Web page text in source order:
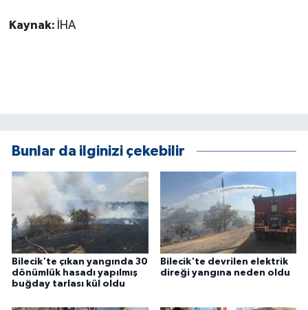
Kaynak: İHA
Bunlar da ilginizi çekebilir
Bilecik'te çıkan yangında 30
dönümlük hasadı yapılmış
buğday tarlası kül oldu
Bilecik'te devrilen elektrik
direği yangına neden oldu